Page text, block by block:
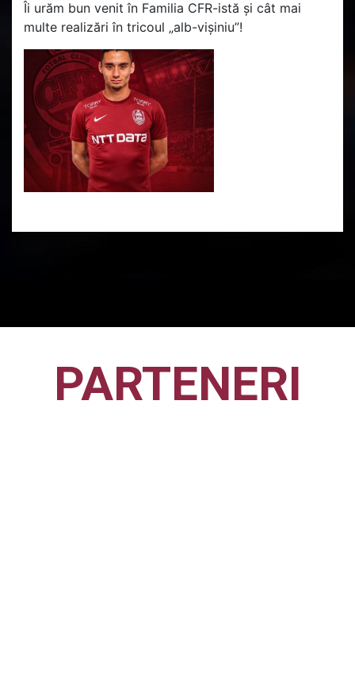
Îi urăm bun venit în Familia CFR-istă și cât mai
multe realizări în tricoul „alb-vișiniu”!
PARTENERI